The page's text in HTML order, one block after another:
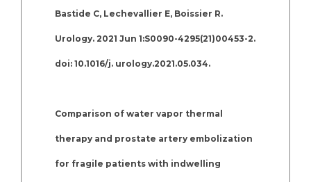
Bastide C, Lechevallier E, Boissier R.
Urology. 2021 Jun 1:S0090-4295(21)00453-2.
doi: 10.1016/j. urology.2021.05.034.
Comparison of water vapor thermal
therapy and prostate artery embolization
for fragile patients with indwelling